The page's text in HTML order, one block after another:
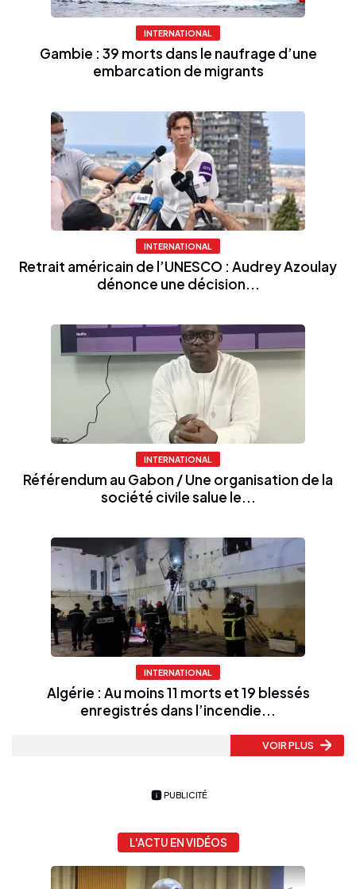
INTERNATIONAL
Gambie : 39 morts dans le naufrage d’une
embarcation de migrants
INTERNATIONAL
Retrait américain de l’UNESCO : Audrey Azoulay
dénonce une décision...
INTERNATIONAL
Référendum au Gabon / Une organisation de la
société civile salue le...
INTERNATIONAL
Algérie : Au moins 11 morts et 19 blessés
enregistrés dans l’incendie...
VOIR PLUS
PUBLICITÉ
L'ACTU EN VIDÉOS